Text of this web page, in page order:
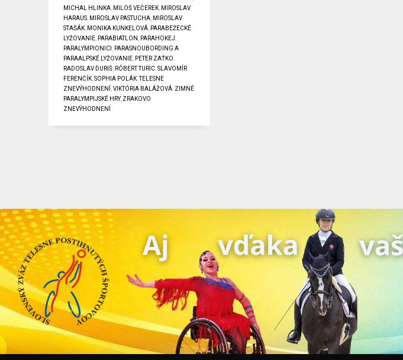
MICHAL HLINKA, MILOŠ VEČEREK, MIROSLAV
HARAUS, MIROSLAV PASTUCHA, MIROSLAV
STAŠÁK, MONIKA KUNKELOVÁ, PARABEŽECKÉ
LYŽOVANIE, PARABIATLON , PARAHOKEJ,
PARALYMPIONICI , PARASNOUBORDING A
PARAALPSKÉ LYŽOVANIE, PETER ZAŤKO,
RADOSLAV ĎURIŠ, RÓBERT TURIC,SLAVOMÍR
FERENČÍK,SOPHIA POLÁK,TELESNE
ZNEVÝHODNENÍ ,VIKTÓRIA BALÁŽOVÁ, ZIMNÉ
PARALYMPIJSKÉ HRY, ZRAKOVO
ZNEVÝHODNENÍ